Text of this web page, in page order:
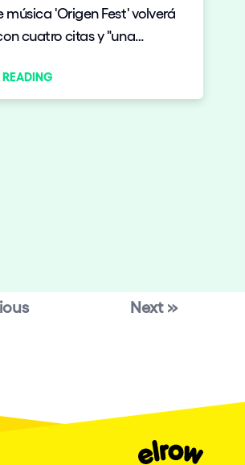
música 'Origen Fest' volverá
cuatro citas y "una
Next »